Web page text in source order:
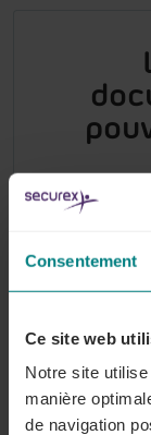
Consentement
Ce site web
Notre site
manière
de navigation
Vous
et les
?
base de